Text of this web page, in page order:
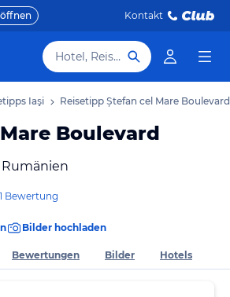
Kontakt
Hotel, Reiseziel
Iaşi Reisetipp Ștefan cel Mare Boulevard
Boulevard
Rumänien
1 Bewertung
Bilder hochladen
Bewertungen Bilder Hotels